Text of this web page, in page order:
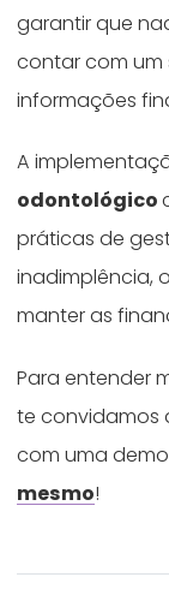
garantir que
contar com um
informações
A
odontológico
práticas de
inadimplência,
manter as
Para entender
te convidamos
com uma
mesmo!